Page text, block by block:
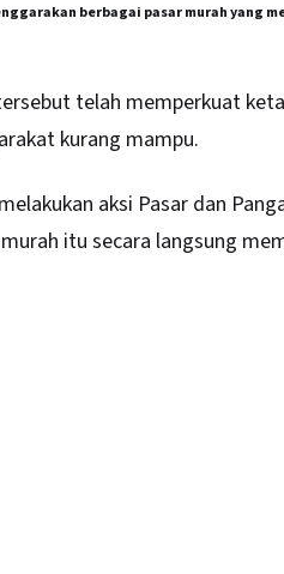
berbagai pasar murah yang
telah memperkuat
kurang mampu.
aksi Pasar dan
itu secara langsung